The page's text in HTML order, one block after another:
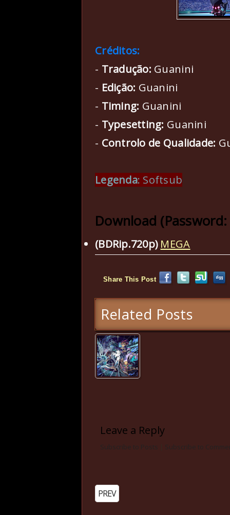
Créditos:
- Tradução: Guanini
- Edição: Guanini
- Timing: Guanini
- Typesetting: Guanini
- Controlo de Qualidade:
Legenda: Softsub
Download
(BDRip.720p) MEGA
Share This Post
Related Posts
Leave a Reply
Subscribe to Posts Subscribe to
PREV